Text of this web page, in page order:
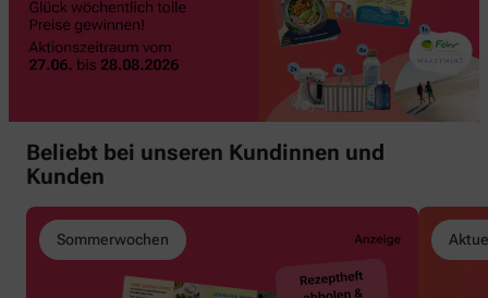
Beliebt bei unseren Kundinnen und
Kunden
Sommerwochen